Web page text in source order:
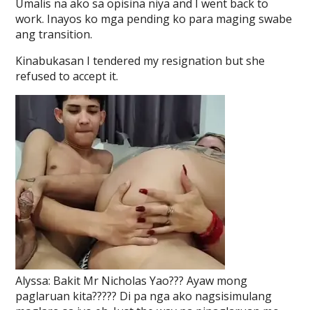
Umalis na ako sa opisina niya and I went back to
work. Inayos ko mga pending ko para maging swabe
ang transition.
Kinabukasan I tendered my resignation but she
refused to accept it.
Alyssa: Bakit Mr Nicholas Yao??? Ayaw mong
paglaruan kita????? Di pa nga ako nagsisimulang